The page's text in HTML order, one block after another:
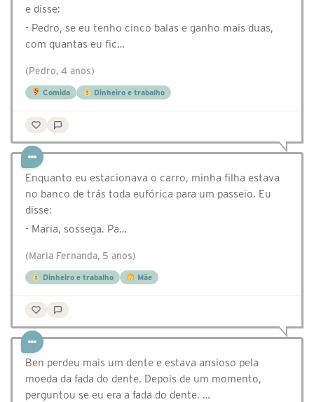
e disse:
- Pedro, se eu tenho cinco balas e ganho mais duas,
com quantas eu fic…
(Pedro, 4 anos)
Comida Dinheiro e trabalho
Enquanto eu estacionava o carro, minha filha estava
no banco de trás toda eufórica para um passeio. Eu
disse:
- Maria, sossega. Pa…
(Maria Fernanda, 5 anos)
Dinheiro e trabalho Mãe
Ben perdeu mais um dente e estava ansioso pela
moeda da fada do dente. Depois de um momento,
perguntou se eu era a fada do dente. …